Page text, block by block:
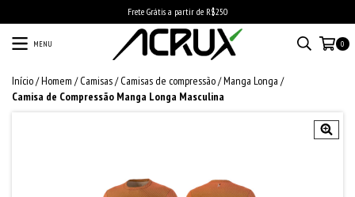
Frete Grátis a partir de R$250
MENU 0
Início/Homem / Camisas/ Camisas de compressão/Manga Longa /
Camisa de Compressão Manga Longa Masculina